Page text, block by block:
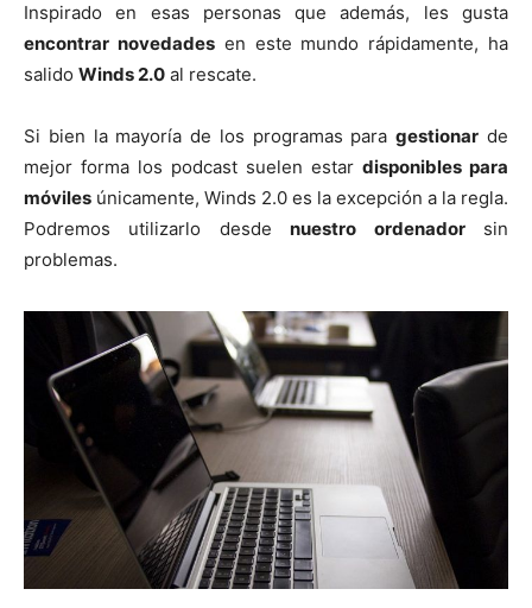
Inspirado en esas personas que además, les gusta
encontrar novedadesen este mundo rápidamente, ha
salido Winds 2.0 al rescate.
Si bien la mayoría de los programas paragestionar de
mejor forma los podcast suelen estar disponibles para
móviles únicamente, Winds 2.0 es la excepción a la regla.
Podremos utilizarlo desdenuestro ordenadorsin
problemas.